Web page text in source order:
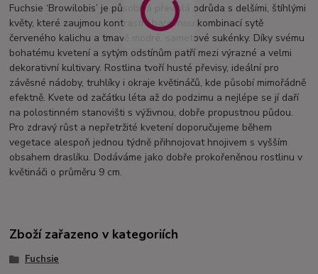
Fuchsie ‘Browilobis’ je působivá převislá odrůda s delšími, štíhlými
květy, které zaujmou kontrastní barevnou kombinací sytě
červeného kalichu a tmavě modré, sametové sukénky. Díky svému
bohatému kvetení a sytým odstínům patří mezi výrazné a velmi
dekorativní kultivary. Rostlina tvoří husté převisy, ideální pro
závěsné nádoby, truhlíky i okraje květináčů, kde působí mimořádně
efektně. Kvete od začátku léta až do podzimu a nejlépe se jí daří
na polostinném stanovišti s výživnou, dobře propustnou půdou.
Pro zdravý růst a nepřetržité kvetení doporučujeme během
vegetace alespoň jednou týdně přihnojovat hnojivem s vyšším
obsahem draslíku. Dodáváme jako dobře prokořeněnou rostlinu v
květináči o průměru 9 cm.
Zboží zařazeno v kategoriích
Fuchsie